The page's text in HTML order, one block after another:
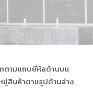
ตามแถบยี่ห้อด้านบน
สินค้าตามรูปด้านล่าง